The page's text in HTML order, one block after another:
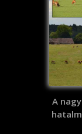
A